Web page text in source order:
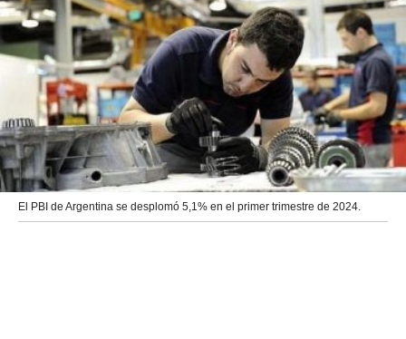
El PBI de Argentina se desplomó 5,1% en el primer trimestre de 2024.